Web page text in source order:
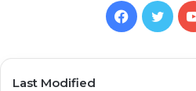
Facebook
Last Modified